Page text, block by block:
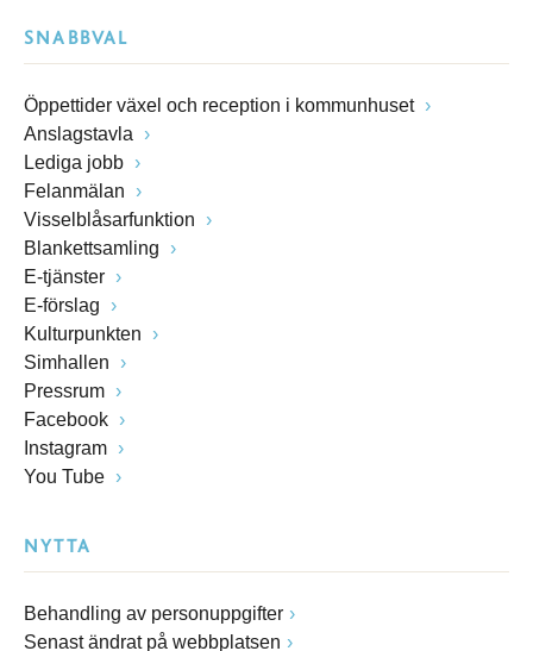
SNABBVAL
Öppettider växel och reception i kommunhuset
Anslagstavla
Lediga jobb
Felanmälan
Visselblåsarfunktion
Blankettsamling
E-tjänster
E-förslag
Kulturpunkten
Simhallen
Pressrum
Facebook
Instagram
You Tube
NYTTA
Behandling av personuppgifter
Senast ändrat på webbplatsen